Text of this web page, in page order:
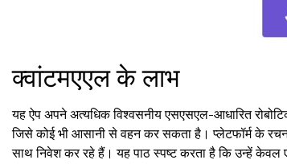
क्वांटमएएल के लाभ
यह ऐप अपने अत्यधिक विश्वसनीय एसएसएल-आधारित
जिसे कोई भी आसानी से वहन कर सकता है। प्लेटफॉर्म के
साथ निवेश कर रहे हैं। यह पाठ स्पष्ट करता है कि उन्हें केवल